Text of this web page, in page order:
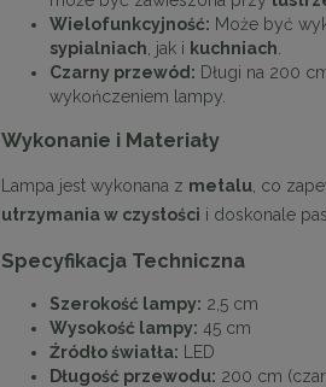
Wielofunkcyjność: Może być
sypialniach, jak i kuchniach.
Czarny przewód: Długi na 200
wykończeniem lampy.
Wykonanie i Materiały
Lampa jest wykonana z metalu , co
utrzymania w czystości i doskonale
Specyfikacja Techniczna
Szerokość lampy: 2,5 cm
Wysokość lampy: 45 cm
Źródło światła: LED
Długość przewodu: 200 cm